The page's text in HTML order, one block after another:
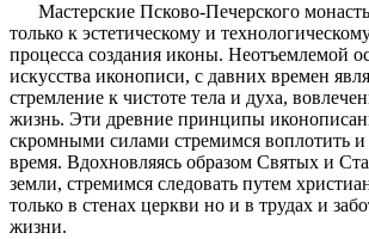
Мастерские Псково-Печерского
только к эстетическому и
процесса создания иконы. Неотъемлемой
искусства иконописи, с давних времен
стремление к чистоте тела и духа,
жизнь. Эти древние принципы
скромными силами стремимся воплотить и
время. Вдохновляясь образом Святых и
земли, стремимся следовать путем
только в стенах церкви но и в трудах и
жизни.